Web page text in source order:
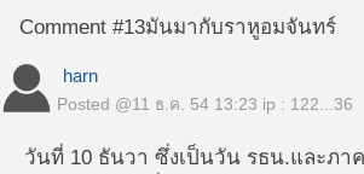
Comment #13มันมากับราหูอมจันทร์
harn
Posted @11 ธ.ค. 54 13:23 ip : 122...36
วันที่ 10 ธันวา ซึ่งเป็นวัน รธน.และภา